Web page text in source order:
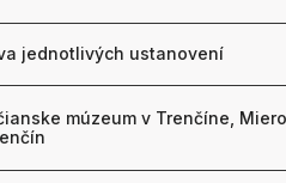
jednotlivých ustanovení
múzeum v Trenčíne,